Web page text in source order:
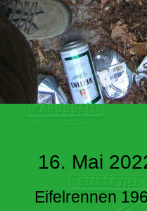
16. Mai
Eifelrennen